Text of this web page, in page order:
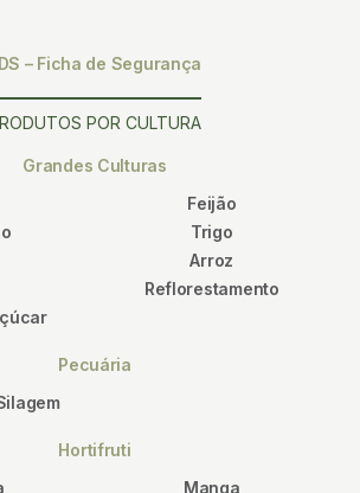
– Ficha de Segurança
POR CULTURA
Grandes Culturas
Feijão
Trigo
Arroz
Reflorestamento
Pecuária
Hortifruti
Manga